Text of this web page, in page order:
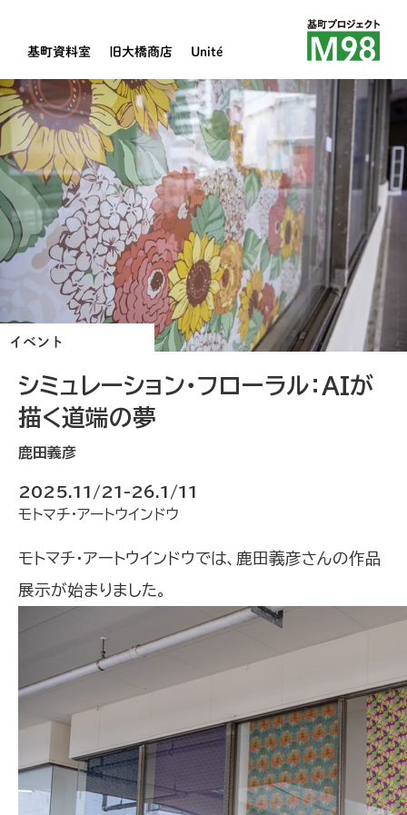
基町資料室 旧大橋商店 Unité
イベント
シミュレーション・フローラル：AIが
描く道端の夢
鹿田義彦
2025.11/21-26.1/11
モトマチ・アートウインドウ
モトマチ・アートウインドウでは、鹿田義彦さんの作品
展示が始まりました。